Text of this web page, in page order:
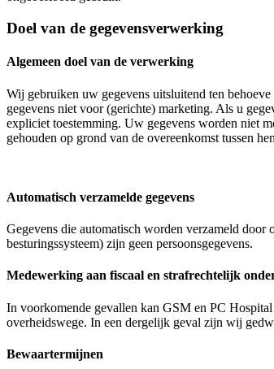
Doel van de gegevensverwerking
Algemeen doel van de verwerking
Wij gebruiken uw gegevens uitsluitend ten
gegevens niet voor (gerichte) marketing. Als u
expliciet toestemming. Uw gegevens worden niet
gehouden op grond van de overeenkomst tussen
Automatisch verzamelde gegevens
Gegevens die automatisch worden verzameld
besturingssysteem) zijn geen persoonsgegevens.
Medewerking aan fiscaal en strafrechtelijk
In voorkomende gevallen kan GSM en PC
overheidswege. In een dergelijk geval zijn wij
Bewaartermijnen